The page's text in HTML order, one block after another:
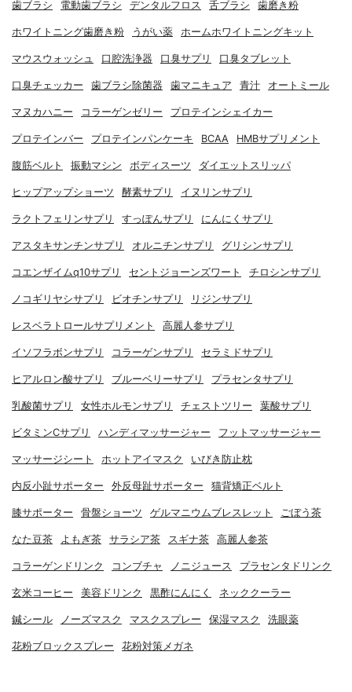
歯ブラシ 電動歯ブラシ デンタルフロス 舌ブラシ 歯磨き粉
ホワイトニング歯磨き粉 うがい薬 ホームホワイトニングキット
マウスウォッシュ 口腔洗浄器 口臭サプリ 口臭タブレット
口臭チェッカー 歯ブラシ除菌器 歯マニキュア 青汁 オートミール
マヌカハニー コラーゲンゼリー プロテインシェイカー
プロテインバー プロテインパンケーキ BCAA HMBサプリメント
腹筋ベルト 振動マシン ボディスーツ ダイエットスリッパ
ヒップアップショーツ 酵素サプリ イヌリンサプリ
ラクトフェリンサプリ すっぽんサプリ にんにくサプリ
アスタキサンチンサプリ オルニチンサプリ グリシンサプリ
コエンザイムq10サプリ セントジョーンズワート チロシンサプリ
ノコギリヤシサプリ ビオチンサプリ リジンサプリ
レスベラトロールサプリメント 高麗人参サプリ
イソフラボンサプリ コラーゲンサプリ セラミドサプリ
ヒアルロン酸サプリ ブルーベリーサプリ プラセンタサプリ
乳酸菌サプリ 女性ホルモンサプリ チェストツリー 葉酸サプリ
ビタミンCサプリ ハンディマッサージャー フットマッサージャー
マッサージシート ホットアイマスク いびき防止枕
内反小趾サポーター 外反母趾サポーター 猫背矯正ベルト
膝サポーター 骨盤ショーツ ゲルマニウムブレスレット ごぼう茶
なた豆茶 よもぎ茶 サラシア茶 スギナ茶 高麗人参茶
コラーゲンドリンク コンブチャ ノニジュース プラセンタドリンク
玄米コーヒー 美容ドリンク 黒酢にんにく ネッククーラー
鍼シール ノーズマスク マスクスプレー 保湿マスク 洗眼薬
花粉ブロックスプレー 花粉対策メガネ